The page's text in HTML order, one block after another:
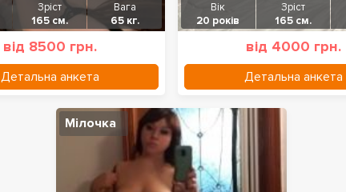
Зріст
165 см.
Вага
65 кг.
від 8500 грн.
Детальна анкета
Вік
20 років
Зріст
165 см.
від 4000 грн.
Детальна анкета
Мілочка